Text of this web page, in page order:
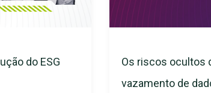
do ESG
Os riscos ocultos
vazamento de